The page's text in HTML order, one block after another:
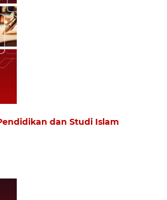
dan Studi Islam